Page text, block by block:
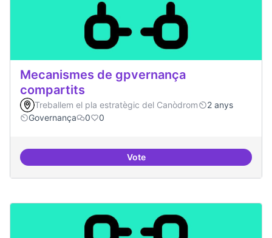
Mecanismes de gpvernança
compartits
Treballem el pla estratègic del Canòdrom
2 anys
Governança
0 0
VoteMecanismes de gpvernança